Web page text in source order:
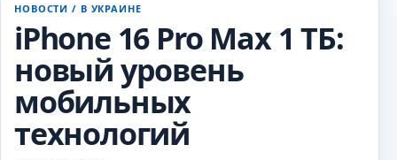
autoexpert
НОВОСТИ / В УКРАИНЕ
iPhone 16 Pro Max 1 ТБ:
новый уровень
мобильных
технологий